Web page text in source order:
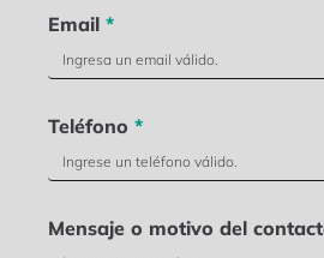
Email*
Teléfono*
Mensaje o motivo del